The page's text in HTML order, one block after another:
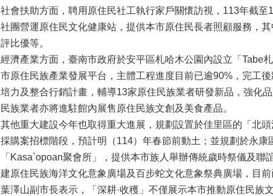
社會扶助方面，聘用原住民社工執行家戶關懷訪視，113年截
社團營運原住民文化健康站，提供本市原住民長者照顧服務，
評比優等。
經濟產業方面，臺南市政府於安平區札哈木公園內設立「Tabe
市原住民族產業發展平台，主體工程進度目前已逾90%，完工
培力及整合行銷計畫，輔導13家原住民族業者研發新品，強化
民族業者亦將進駐館內展售原住民族文創及美食產品。
其他重大建設今年也取得重大進展，規劃設置於佳里區的「北
採購案招標階段，預計明（114）年春節前動土；並規劃於永康
「Kasa`opoan聚會所」，提供本市族人舉辦傳統歲時祭儀及聯
建原住民族海洋文化意象廣場及百步蛇文化意象祭典廣場，目前
葉澤山副市長表示，「深耕·收穫」不僅展示本市推動原住民族